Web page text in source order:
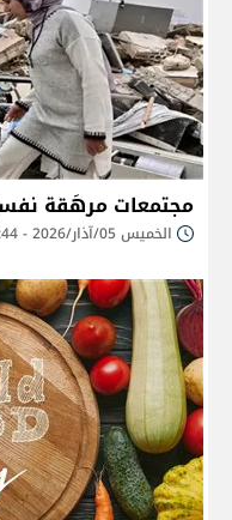
مجتمعات مرهَقة
الخميس 05/آذار/2026 - 11:44 ص